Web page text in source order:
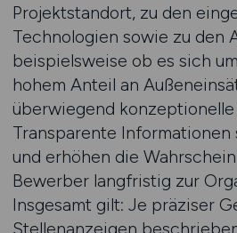
Projektstandort, zu den
Technologien sowie zu den
beispielsweise ob es sich
hohem Anteil an
überwiegend konzeptionelle
Transparente
und erhöhen die
Bewerber langfristig zur
Insgesamt gilt: Je präziser
Stellenanzeigen